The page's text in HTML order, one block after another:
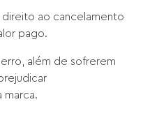
ao cancelamento
pago.
além de sofrerem
marca.